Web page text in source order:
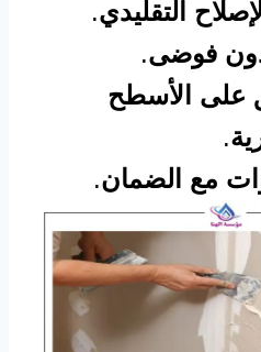
.
فوضى.
على الأسطح
.
مع الضمان.